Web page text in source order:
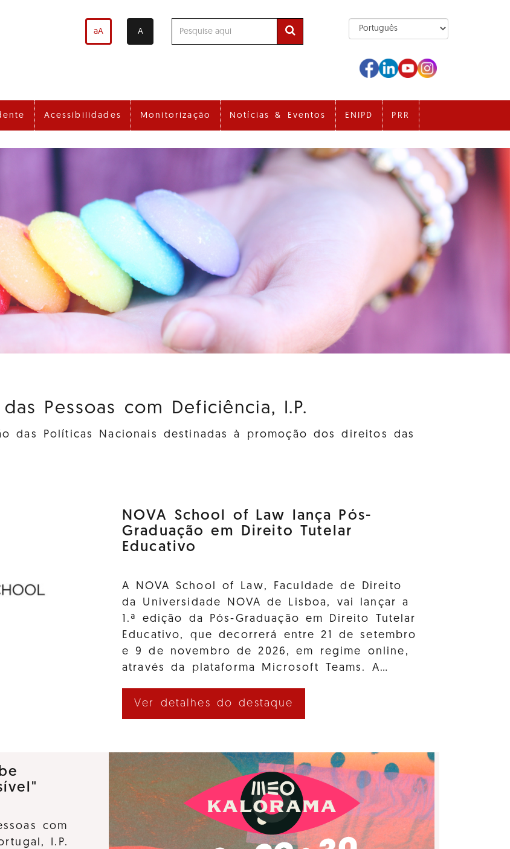
aA A
Acessibilidades Monitorização Notícias & Eventos ENIPD PRR
Pessoas com Deficiência, I.P.
das Políticas Nacionais destinadas à promoção dos direitos das
NOVA School of Law lança Pós-
Graduação em Direito Tutelar
Educativo
A NOVA School of Law, Faculdade de Direito
da Universidade NOVA de Lisboa, vai lançar a
1.ª edição da Pós-Graduação em Direito Tutelar
Educativo, que decorrerá entre 21 de setembro
e 9 de novembro de 2026, em regime online,
através da plataforma Microsoft Teams. A…
Ver detalhes do destaque
com
I.P.